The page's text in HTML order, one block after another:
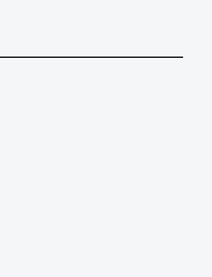
the arts stand for